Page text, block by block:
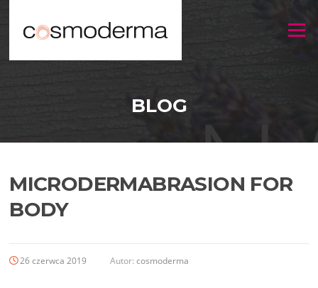
Menu
BLOG
MICRODERMABRASION FOR
BODY
26 czerwca 2019 Autor:cosmoderma